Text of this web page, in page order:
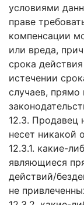
условиями
праве
компенсации
или вреда,
срока
истечении
случаев,
12.3. Продавец
несет никакой
12.3.1. какие-
являющиеся
действий/
не